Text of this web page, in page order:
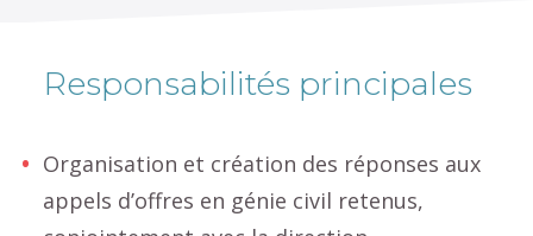
Responsabilités principales
Organisation et création des réponses aux
appels d’offres en génie civil retenus,